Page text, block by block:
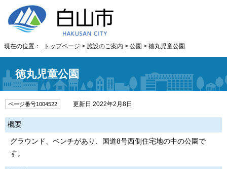
現在の位置： トップページ > 施設のご案内 > 公園 > 徳丸児童公園
徳丸児童公園
ページ番号1004522 更新日 2022年2月8日
概要
グラウンド、ベンチがあり、国道8号西側住宅地の中の公園で
す。